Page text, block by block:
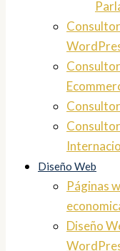
Diseño Web
Páginas
Diseño